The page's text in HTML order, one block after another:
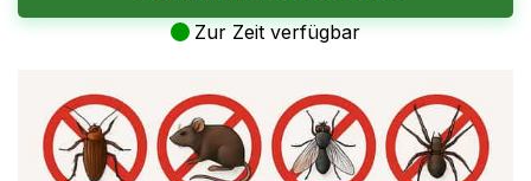
Zur Zeit verfügbar